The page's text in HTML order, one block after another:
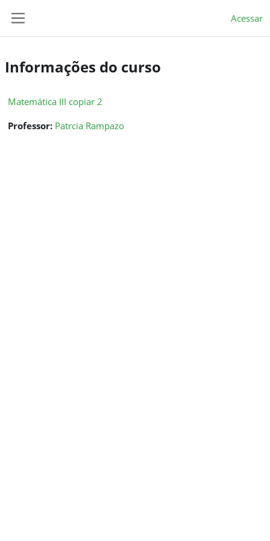
Acessar
Informações do curso
Matemática III copiar 2
Professor: Patrcia Rampazo